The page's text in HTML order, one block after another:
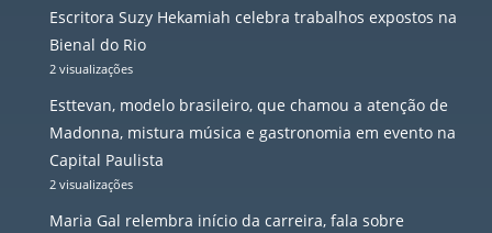
Escritora Suzy Hekamiah celebra trabalhos expostos na
Bienal do Rio
2 visualizações
Esttevan, modelo brasileiro, que chamou a atenção de
Madonna, mistura música e gastronomia em evento na
Capital Paulista
2 visualizações
Maria Gal relembra início da carreira, fala sobre